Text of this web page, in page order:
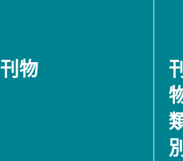
刊物